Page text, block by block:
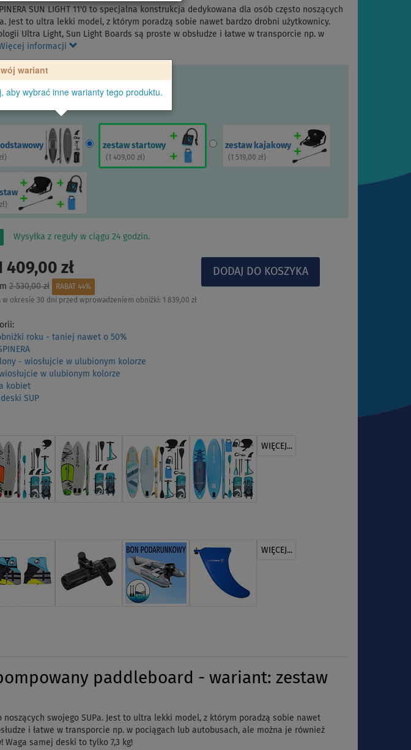
SUN LIGHT 11'0 to specjalna konstrukcja dedykowana dla osób często noszących
Jest to ultra lekki model, z którym poradzą sobie nawet bardzo drobni użytkownicy.
Ultra Light, Sun Light Boards są proste w obsłudze i łatwe w transporcie np. w
informacji
wariant
aby wybrać inne warianty tego produktu.
)
zestaw startowy
( 1 409,00 zł)
zestaw kajakowy
( 1 519,00 zł)
)
Wysyłka z reguły w ciągu 24 godzin.
409,00 zł
2 530,00 zł
RABAT 44%
w okresie 30 dni przed wprowadzeniem obniżki: 1 839,00 zł
roku - taniej nawet o 50%
- wiosłujcie w ulubionym kolorze
w ulubionym kolorze
kobiet
SUP
WIĘCEJ...
WIĘCEJ...
pompowany paddleboard - wariant: zestaw
noszących swojego SUPa. Jest to ultra lekki model, z którym poradzą sobie nawet
i łatwe w transporcie np. w pociągach lub autobusach, ale można je również
samej deski to tylko 7,3 kg!